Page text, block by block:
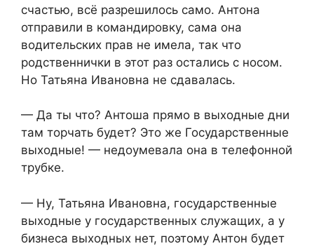
счастью, всё разрешилось само. Антона
отправили в командировку, сама она
водительских прав не имела, так что
родственнички в этот раз остались с носом.
Но Татьяна Ивановна не сдавалась.
— Да ты что? Антоша прямо в выходные дни
там торчать будет? Это же Государственные
выходные! — недоумевала она в телефонной
трубке.
— Ну, Татьяна Ивановна, государственные
выходные у государственных служащих, а у
бизнеса выходных нет, поэтому Антон будет